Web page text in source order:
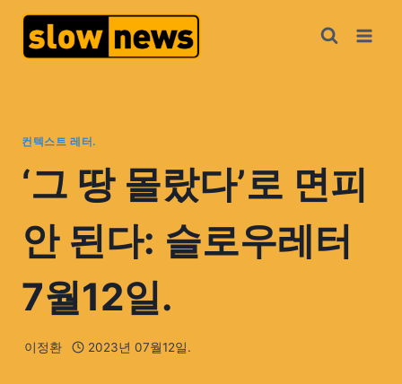
컨텍스트 레터.
‘그 땅 몰랐다’로 면피
안 된다: 슬로우레터
7월12일.
이정환 2023년 07월12일.